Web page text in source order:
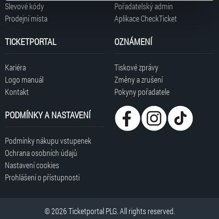
typy cookies používáme, naleznete níže. Možnosti
zpracování upravíte zaškrtnutím příslušné varianty. Svoji
„Cookies a jejich nastavení“.
Tisková zpráva
Pokyny pořadatele koncertu v O2 areně
Slevové kódy
Prodejní místa
Pořadatelský admin
Aplikace CheckTicket
TICKETPORTAL
Kariéra
Logo manuál
Kontakt
OZNÁMENÍ
Tiskové zprávy
Změny a zrušení
Pokyny pořadatele
PODMÍNKY A NASTAVENÍ
Podmínky nákupu vstupenek
Ochrana osobních údajů
Nastavení cookies
Prohlášení o přístupnosti
© 2026 Ticketportal PLG. All rights reserved.